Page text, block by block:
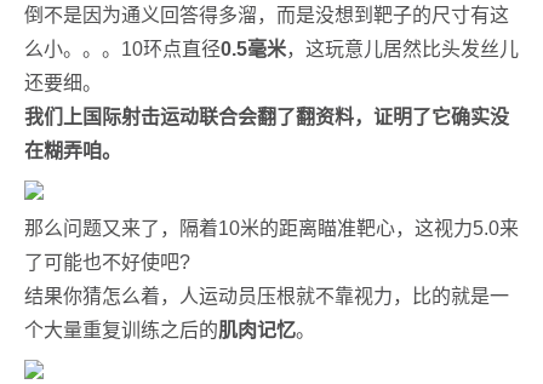
倒不是因为通义回答得多溜，而是没想到靶子的尺寸有这
么小。。。10环点直径0.5毫米，这玩意儿居然比头发丝儿
还要细。
我们上国际射击运动联合会翻了翻资料，证明了它确实没
在糊弄咱。
那么问题又来了，隔着10米的距离瞄准靶心，这视力5.0来
了可能也不好使吧?
结果你猜怎么着，人运动员压根就不靠视力，比的就是一
个大量重复训练之后的肌肉记忆。